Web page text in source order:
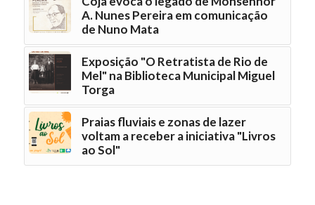
A. Nunes Pereira em comunicação
de Nuno Mata
Exposição "O Retratista de Rio de
Mel" na Biblioteca Municipal Miguel
Torga
Praias fluviais e zonas de lazer
voltam a receber a iniciativa "Livros
ao Sol"